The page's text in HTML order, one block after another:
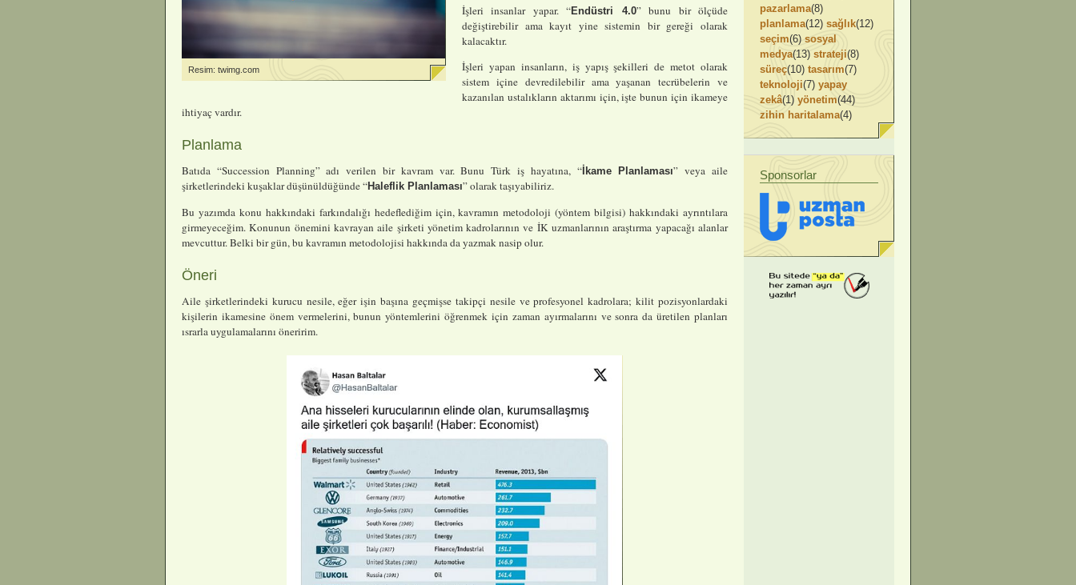
Resim: twimg.com
İşleri insanlar yapar. “Endüstri 4.0” bunu bir ölçüde
değiştirebilir ama kayıt yine sistemin bir gereği olarak
kalacaktır.
İşleri yapan insanların, iş yapış şekilleri de metot olarak
sistem içine devredilebilir ama yaşanan tecrübelerin ve
kazanılan ustalıkların aktarımı için, işte bunun için ikameye
ihtiyaç vardır.
Planlama
Batıda “Succession Planning” adı verilen bir kavram var. Bunu Türk iş hayatına, “İkame Planlaması” veya aile
şirketlerindeki kuşaklar düşünüldüğünde “Haleflik Planlaması” olarak taşıyabiliriz.
Bu yazımda konu hakkındaki farkındalığı hedeflediğim için, kavramın metodoloji (yöntem bilgisi) hakkındaki ayrıntılara
girmeyeceğim. Konunun önemini kavrayan aile şirketi yönetim kadrolarının ve İK uzmanlarının araştırma yapacağı alanlar
mevcuttur. Belki bir gün, bu kavramın metodolojisi hakkında da yazmak nasip olur.
Öneri
Aile şirketlerindeki kurucu nesile, eğer işin başına geçmişse takipçi nesile ve profesyonel kadrolara; kilit pozisyonlardaki
kişilerin ikamesine önem vermelerini, bunun yöntemlerini öğrenmek için zaman ayırmalarını ve sonra da üretilen planları
ısrarla uygulamalarını öneririm.
pazarlama(8)
planlama(12) sağlık(12)
seçim(6) sosyal
medya(13) strateji(8)
süreç(10) tasarım(7)
teknoloji(7) yapay
zekâ(1) yönetim(44)
zihin haritalama(4)
Sponsorlar